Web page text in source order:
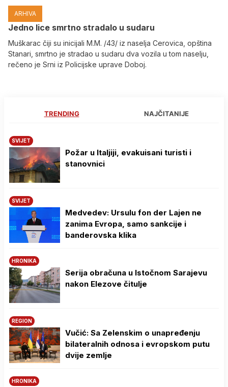
ARHIVA
Јedno lice smrtno stradalo u sudaru
Muškarac čiji su inicijali M.M. /43/ iz naselja Cerovica, opština
Stanari, smrtno je stradao u sudaru dva vozila u tom naselju,
rečeno je Srni iz Policijske uprave Doboj.
TRENDING NAJČITANIJE
SVIJET
Požar u Italjiji, evakuisani turisti i
stanovnici
SVIJET
Medvedev: Ursulu fon der Lajen ne
zanima Evropa, samo sankcije i
banderovska klika
HRONIKA
Serija obračuna u Istočnom Sarajevu
nakon Elezove čitulje
REGION
Vučić: Sa Zelenskim o unapređenju
bilateralnih odnosa i evropskom putu
dvije zemlje
HRONIKA